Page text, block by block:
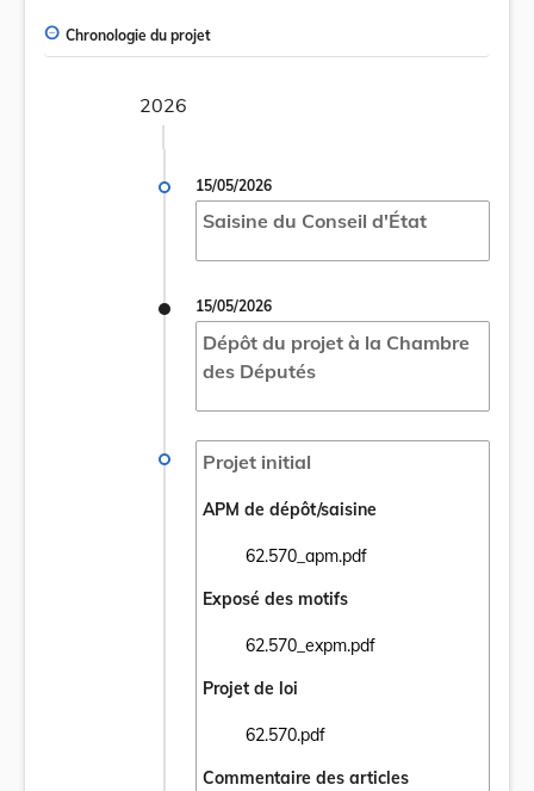
Chronologie du projet
2026
15/05/2026
Saisine du Conseil d'État
15/05/2026
Dépôt du projet à la Chambre
des Députés
Projet initial
APM de dépôt/saisine
62.570_apm.pdf
Ouvrir le document 62.570_apm.pdf dans
Exposé des motifs
62.570_expm.pdf
Ouvrir le document 62.570_expm.pdf
Projet de loi
62.570.pdf
Ouvrir le document 62.570.pdf dans un
Commentaire des articles